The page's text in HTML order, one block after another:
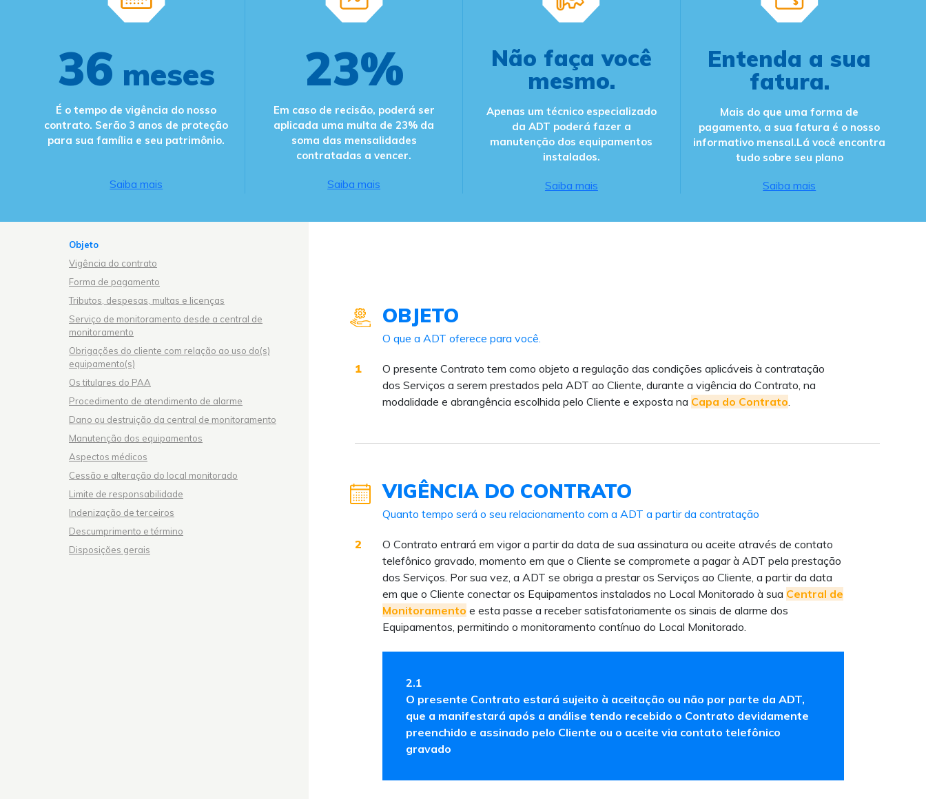
36 meses
É o tempo de vigência do nosso
contrato. Serão 3 anos de proteção
para sua família e seu patrimônio.
Saiba mais
23%
Em caso de recisão, poderá ser
aplicada uma multa de 23% da
soma das mensalidades
contratadas a vencer.
Saiba mais
Não faça você
mesmo.
Apenas um técnico especializado
da ADT poderá fazer a
manutenção dos equipamentos
instalados.
Saiba mais
Entenda a sua
fatura.
Mais do que uma forma de
pagamento, a sua fatura é o nosso
informativo mensal.Lá você encontra
tudo sobre seu plano
Saiba mais
Objeto
Vigência do contrato
Forma de pagamento
Tributos, despesas, multas e licenças
Serviço de monitoramento desde a central de
monitoramento
Obrigações do cliente com relação ao uso do(s)
equipamento(s)
Os titulares do PAA
Procedimento de atendimento de alarme
Dano ou destruição da central de monitoramento
Manutenção dos equipamentos
Aspectos médicos
Cessão e alteração do local monitorado
Limite de responsabilidade
Indenização de terceiros
Descumprimento e término
Disposições gerais
OBJETO
O que a ADT oferece para você.
1
O presente Contrato tem como objeto a regulação das condições aplicáveis à contratação
dos Serviços a serem prestados pela ADT ao Cliente, durante a vigência do Contrato, na
modalidade e abrangência escolhida pelo Cliente e exposta na Capa do Contrato
VIGÊNCIA DO CONTRATO
Quanto tempo será o seu relacionamento com a ADT a partir da contratação
2
O Contrato entrará em vigor a partir da data de sua assinatura ou aceite através de contato
telefônico gravado, momento em que o Cliente se compromete a pagar à ADT pela prestação
dos Serviços. Por sua vez, a ADT se obriga a prestar os Serviços ao Cliente, a partir da data
em que o Cliente conectar os Equipamentos instalados no Local Monitorado à sua Central de
Monitoramento e esta passe a receber satisfatoriamente os sinais de alarme dos
Equipamentos, permitindo o monitoramento contínuo do Local Monitorado.
2.1
O presente Contrato estará sujeito à aceitação ou não por parte da ADT,
que a manifestará após a análise tendo recebido o Contrato devidamente
preenchido e assinado pelo Cliente ou o aceite via contato telefônico
gravado